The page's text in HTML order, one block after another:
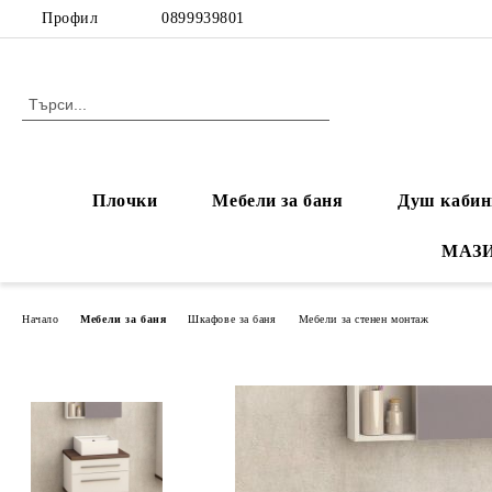
Профил 0899939801
Плочки Мебели за баня Душ
Начало Мебели за баня Шкафове за баня Мебели за стенен монтаж